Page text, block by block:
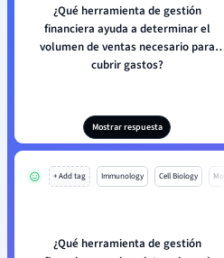
¿Qué herramienta de gestión
financiera ayuda a determinar el
volumen de ventas necesario para
cubrir gastos?
Mostrar respuesta
+ Add tag Immunology Cell Biology Mo
¿Qué herramienta de gestión